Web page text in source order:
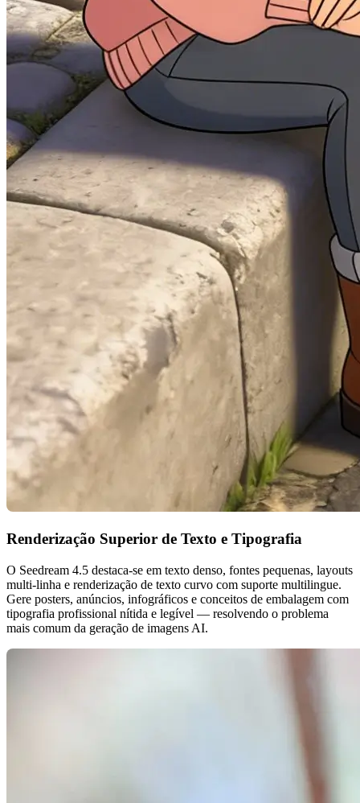
Renderização Superior de Texto e Tipografia
O Seedream 4.5 destaca-se em texto denso, fontes pequenas, layouts
multi-linha e renderização de texto curvo com suporte multilingue.
Gere posters, anúncios, infográficos e conceitos de embalagem com
tipografia profissional nítida e legível — resolvendo o problema
mais comum da geração de imagens AI.